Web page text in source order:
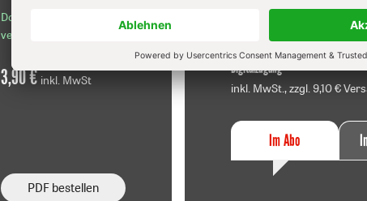
Download sofort
verfügbar
3,90 €inkl. MwSt
PDF bestellen
2 Hefte + 2 Hefte digital
danach120,40 € für 7
Digitalzugang
inkl. MwSt., zzgl. 9,10 €
Im Abo